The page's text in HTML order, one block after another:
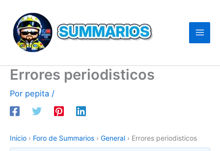
contenido
Errores periodisticos
Por pepita /
Inicio › Foro de Summarios › General › Errores periodisticos